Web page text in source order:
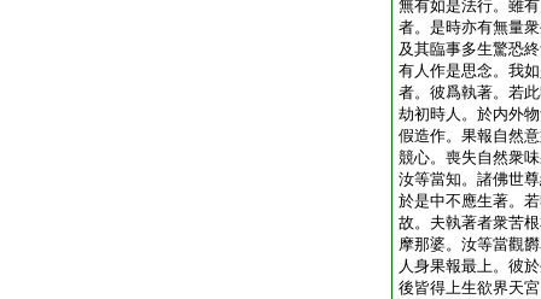
無有如是法行。雖
者。是時亦有無量
及其臨事多生驚恐
有人作是思念。我
者。彼爲執著。若
劫初時人。於内外
假造作。果報自然
競心。喪失自然衆
汝等當知。諸佛世
於是中不應生著。
故。夫執著者衆苦
摩那婆。汝等當觀
人身果報最上。彼
後皆得上生欲界天